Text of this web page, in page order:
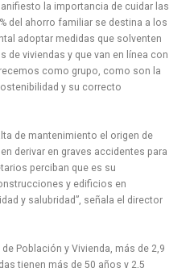
la importancia de cuidar las
del ahorro familiar se destina a los
adoptar medidas que solventen
de viviendas y que van en línea con
como grupo, como son la
y su correcto
de mantenimiento el origen de
derivar en graves accidentes para
perciban que es su
y edificios en
y salubridad”, señala el director
Población y Vivienda, más de 2,9
tienen más de 50 años y 2,5